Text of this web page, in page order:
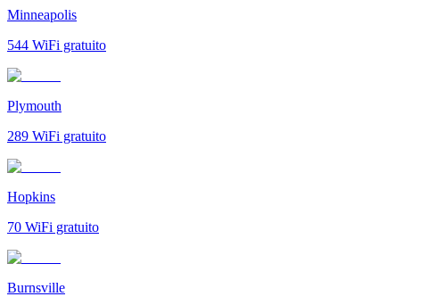
Minneapolis
544 WiFi gratuito
Plymouth
289 WiFi gratuito
Hopkins
70 WiFi gratuito
Burnsville